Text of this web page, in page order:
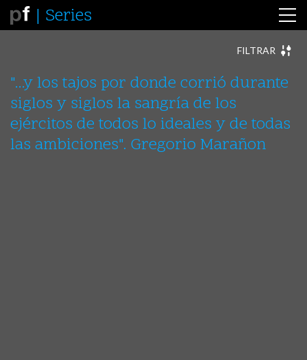
Series
FILTRAR
ABSTRACTAE ANIMALES ARQUITECTURAS
ARTE
AUREAS
CERTIDUMBRES CIUDADES
ESTATUAS
FIN
FOTORREALISMOS INCERTIDUMBRES
INDIA
INTERLUDIOS LE FLÂNEUR
LOS OTROS
MAKING-OFF
MÉXICO MISCELANEA
MULTIPLES
NAUFRAGIOS
PERFORMANCE - FRACASAR
"...y los tajos por donde corrió durante
siglos y siglos la sangría de los
ejércitos de todos lo ideales y de todas
las ambiciones". Gregorio Marañon